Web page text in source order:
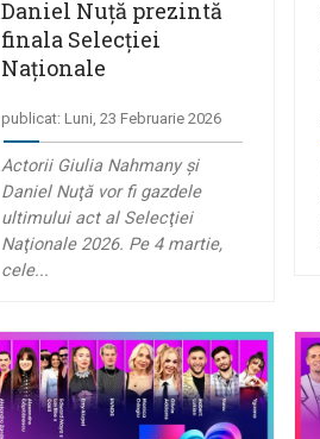
Daniel Nuţă prezintă
finala Selecţiei
Naţionale
publicat: Luni, 23 Februarie 2026
Actorii Giulia Nahmany şi
Daniel Nuţă vor fi gazdele
ultimului act al Selecţiei
Naţionale 2026. Pe 4 martie,
cele...